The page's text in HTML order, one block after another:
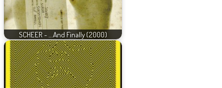
SCHEER - ...And Finally (2000)